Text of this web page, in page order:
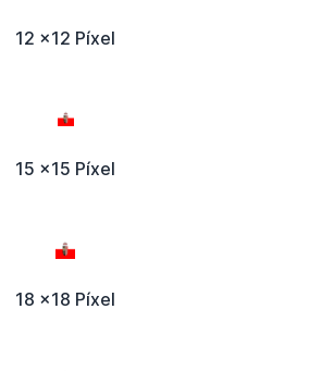
12 x12 Píxel
15 x15 Píxel
18 x18 Píxel